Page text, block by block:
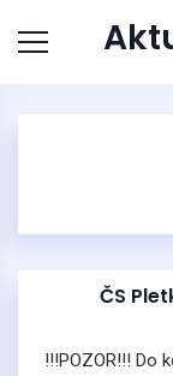
ČS
!!!POZOR!!! Do